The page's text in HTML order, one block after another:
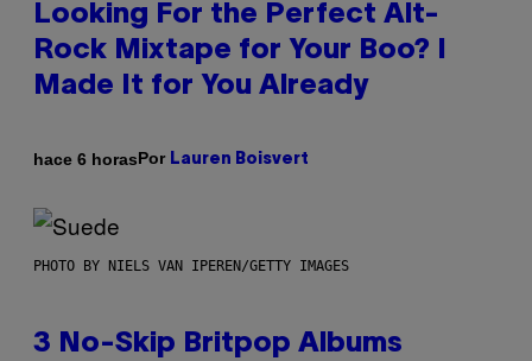
Looking For the Perfect Alt-
Rock Mixtape for Your Boo? I
Made It for You Already
hace 6 horasPor Lauren Boisvert
PHOTO BY NIELS VAN IPEREN/GETTY IMAGES
3 No-Skip Britpop Albums